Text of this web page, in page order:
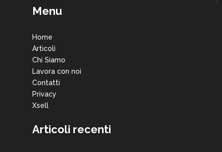
Menu
Home
Articoli
Chi Siamo
Lavora con noi
Contatti
Privacy
Xsell
Articoli recenti